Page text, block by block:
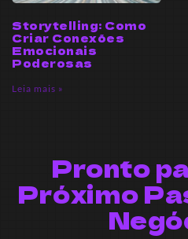
Storytelling: Como
Criar Conexões
Emocionais
Poderosas
Leia mais »
Pronto
Próximo